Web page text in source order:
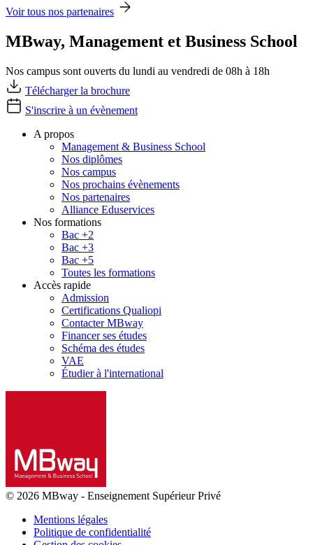
Voir tous nos partenaires
MBway, Management et Business School
Nos campus sont ouverts du lundi au vendredi de 08h à 18h
Télécharger la brochure
S'inscrire à un évènement
A propos
Management & Business School
Nos diplômes
Nos campus
Nos prochains évènements
Nos partenaires
Alliance Eduservices
Nos formations
Bac +2
Bac +3
Bac +5
Toutes les formations
Accès rapide
Admission
Certifications Qualiopi
Contacter MBway
Financer ses études
Schéma des études
VAE
Étudier à l'international
© 2026 MBway - Enseignement Supérieur Privé
Mentions légales
Politique de confidentialité